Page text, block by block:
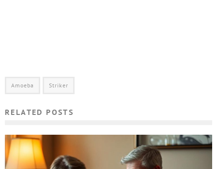
Amoeba Striker
RELATED POSTS